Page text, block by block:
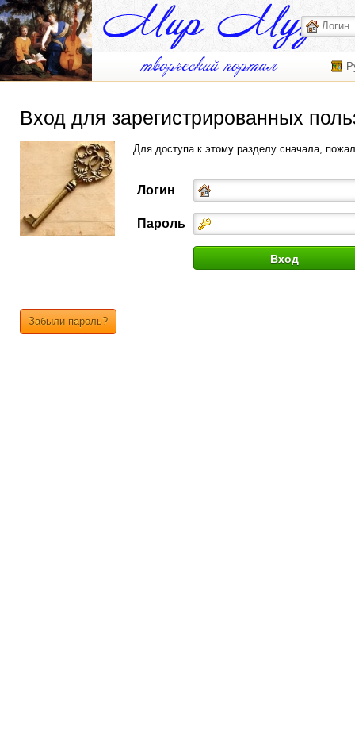
Вход для зарегистрированных
Для доступа к этому разделу сначала,
Логин
Пароль
Забыли пароль?